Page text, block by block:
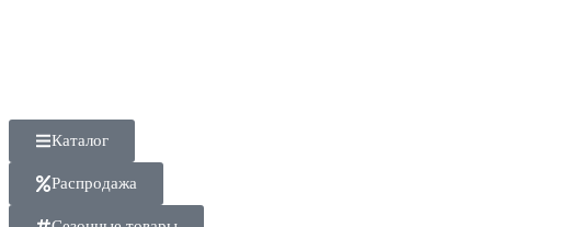
Каталог
Распродажа